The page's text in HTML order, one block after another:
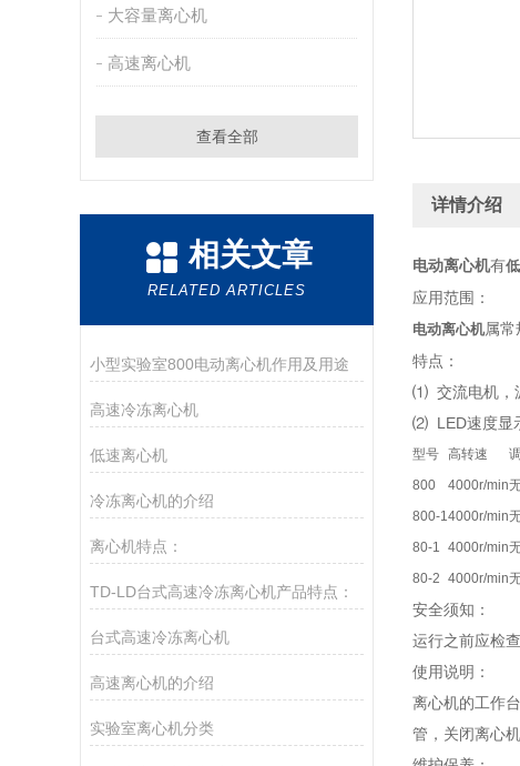
大容量离心机
高速离心机
查看全部
相关文章
RELATED ARTICLES
小型实验室800电动离心机作用及用途
高速冷冻离心机
低速离心机
冷冻离心机的介绍
离心机特点：
TD-LD台式高速冷冻离心机产品特点：
台式高速冷冻离心机
高速离心机的介绍
实验室离心机分类
详情介绍
电动离心机有
应用范围：
电动离心机属常
特点：
⑴ 交流电机，
⑵ LED速度显
型号 高转速
800
4000r/min
800-14000r/min
80-1 4000r/min
80-2 4000r/min
安全须知：
运行之前应检
使用说明：
离心机的工作
管，关闭离心